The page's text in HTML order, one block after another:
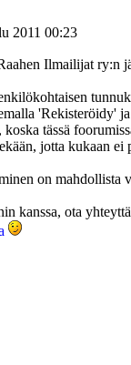
2011 00:23
Ilmailijat ry:n
'Rekisteröidy'
tässä
jotta kukaan
on
kanssa, ota